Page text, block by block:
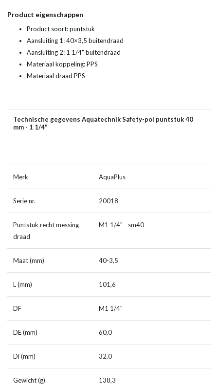
Product eigenschappen
Product soort: puntstuk
Aansluiting 1: 40×3,5 buitendraad
Aansluiting 2: 1 1/4" buitendraad
Materiaal koppeling: PPS
Materiaal draad PPS
Technische gegevens Aquatechnik Safety-pol puntstuk 40
mm - 1 1/4"
Merk AquaPlus
Serie nr. 20018
Puntstuk recht messing
draad
M1 1/4" - sm40
Maat (mm) 40-3,5
L (mm) 101,6
DF M1 1/4"
DE (mm) 60,0
Di (mm) 32,0
Gewicht (g) 138,3